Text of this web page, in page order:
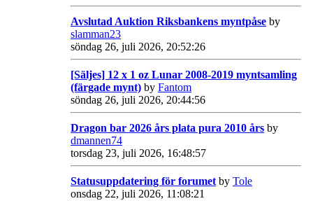
Avslutad Auktion Riksbankens myntpåse by
slamman23
söndag 26, juli 2026, 20:52:26
[Säljes] 12 x 1 oz Lunar 2008-2019 myntsamling
(färgade mynt) by Fantom
söndag 26, juli 2026, 20:44:56
Dragon bar 2026 års plata pura 2010 års by
dmannen74
torsdag 23, juli 2026, 16:48:57
Statusuppdatering för forumet by Tole
onsdag 22, juli 2026, 11:08:21